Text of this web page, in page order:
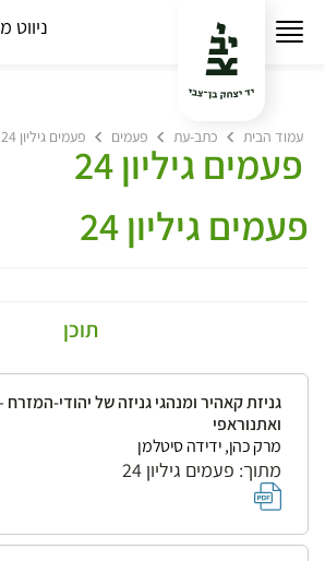
ניווט
עמוד הבית כתב-עת פעמים פעמים גיליון 24
פעמים גיליון 24
פעמים גיליון 24
תוכן
גניזת קאהיר ומנהגי גניזה של יהודי-המזרח
ואתנוראפי
מרק כהן, ידידה סיטלמן
מתוך: פעמים גיליון 24